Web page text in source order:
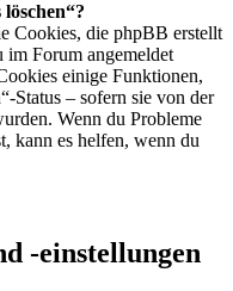
Cookies, die phpBB erstellt
im Forum angemeldet
einige Funktionen,
Status – sofern sie von der
Wenn du Probleme
kann es helfen, wenn du
-einstellungen